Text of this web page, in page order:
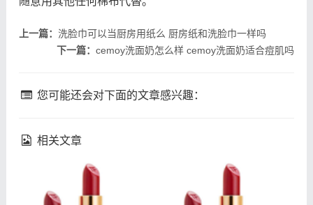
上一篇： 洗脸巾可以当厨房用纸么 厨房纸和洗脸巾一样吗
下一篇：cemoy洗面奶怎么样 cemoy洗面奶适合痘肌吗
您可能还会对下面的文章感兴趣：
相关文章
fresh馥蕾诗修女面霜成分
理肤泉k乳真的能祛痘吗 理